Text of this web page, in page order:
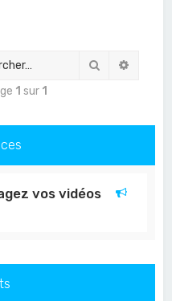
Rechercher
1 sur 1
vos vidéos